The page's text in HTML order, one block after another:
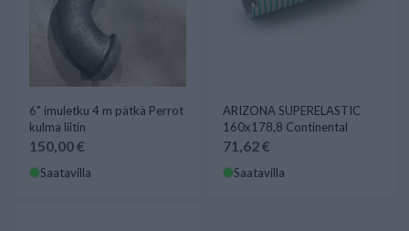
6" imuletku 4 m pätkä Perrot
kulma liitin
150,00 €
Saatavilla
ARIZONA SUPERELASTIC
160x178,8 Continental
71,62 €
Saatavilla